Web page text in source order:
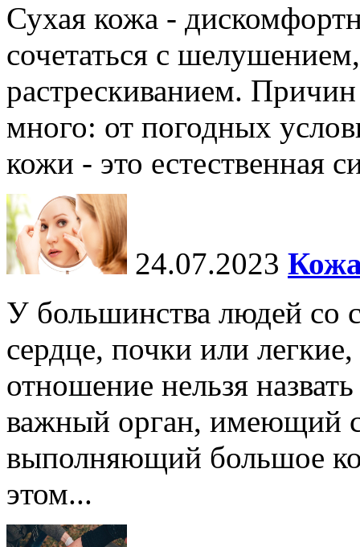
Сухая кожа -
сочетаться с
растрескиванием.
много: от погодных
кожи - это естественная
24.07.2023
У большинства людей со
сердце, почки или
отношение нельзя
важный орган, имеющий
выполняющий большое
этом...